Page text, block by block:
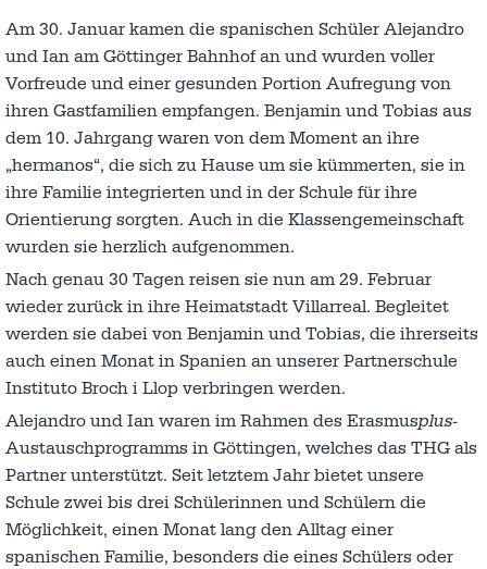
Am 30. Januar kamen die spanischen Schüler Alejandro
und Ian am Göttinger Bahnhof an und wurden voller
Vorfreude und einer gesunden Portion Aufregung von
ihren Gastfamilien empfangen. Benjamin und Tobias aus
dem 10. Jahrgang waren von dem Moment an ihre
„hermanos“, die sich zu Hause um sie kümmerten, sie in
ihre Familie integrierten und in der Schule für ihre
Orientierung sorgten. Auch in die Klassengemeinschaft
wurden sie herzlich aufgenommen.
Nach genau 30 Tagen reisen sie nun am 29. Februar
wieder zurück in ihre Heimatstadt Villarreal. Begleitet
werden sie dabei von Benjamin und Tobias, die ihrerseits
auch einen Monat in Spanien an unserer Partnerschule
Instituto Broch i Llop verbringen werden.
Alejandro und Ian waren im Rahmen des Erasmusplus-
Austauschprogramms in Göttingen, welches das THG als
Partner unterstützt. Seit letztem Jahr bietet unsere
Schule zwei bis drei Schülerinnen und Schülern die
Möglichkeit, einen Monat lang den Alltag einer
spanischen Familie, besonders die eines Schülers oder